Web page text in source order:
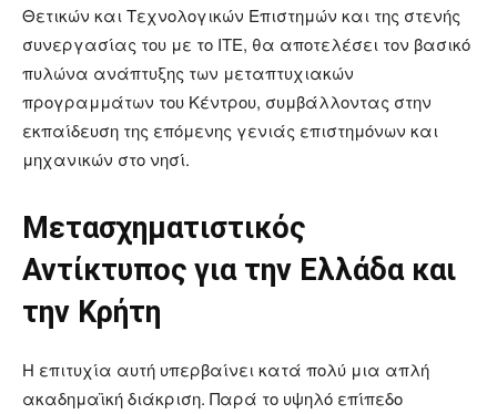
Θετικών και Τεχνολογικών Επιστημών και της στενής
συνεργασίας του με το ΙΤΕ, θα αποτελέσει τον βασικό
πυλώνα ανάπτυξης των μεταπτυχιακών
προγραμμάτων του Κέντρου, συμβάλλοντας στην
εκπαίδευση της επόμενης γενιάς επιστημόνων και
μηχανικών στο νησί.
Μετασχηματιστικός
Αντίκτυπος για την Ελλάδα και
την Κρήτη
Η επιτυχία αυτή υπερβαίνει κατά πολύ μια απλή
ακαδημαϊκή διάκριση. Παρά το υψηλό επίπεδο